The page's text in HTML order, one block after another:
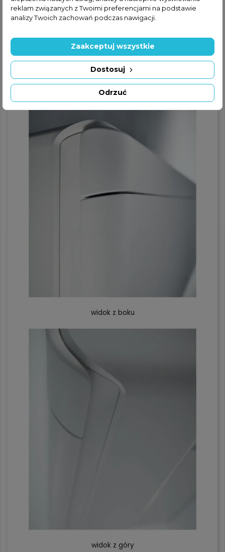
Technologia łączy się z designem
najlepsze rozwiązania
klimatyzacyjne
widok z boku
widok z góry
reklam związanych z Twoimi preferencjami na podstawie
analizy Twoich zachowań podczas nawigacji.
Odrzuć
Dostosuj
Zaakceptuj wszystkie